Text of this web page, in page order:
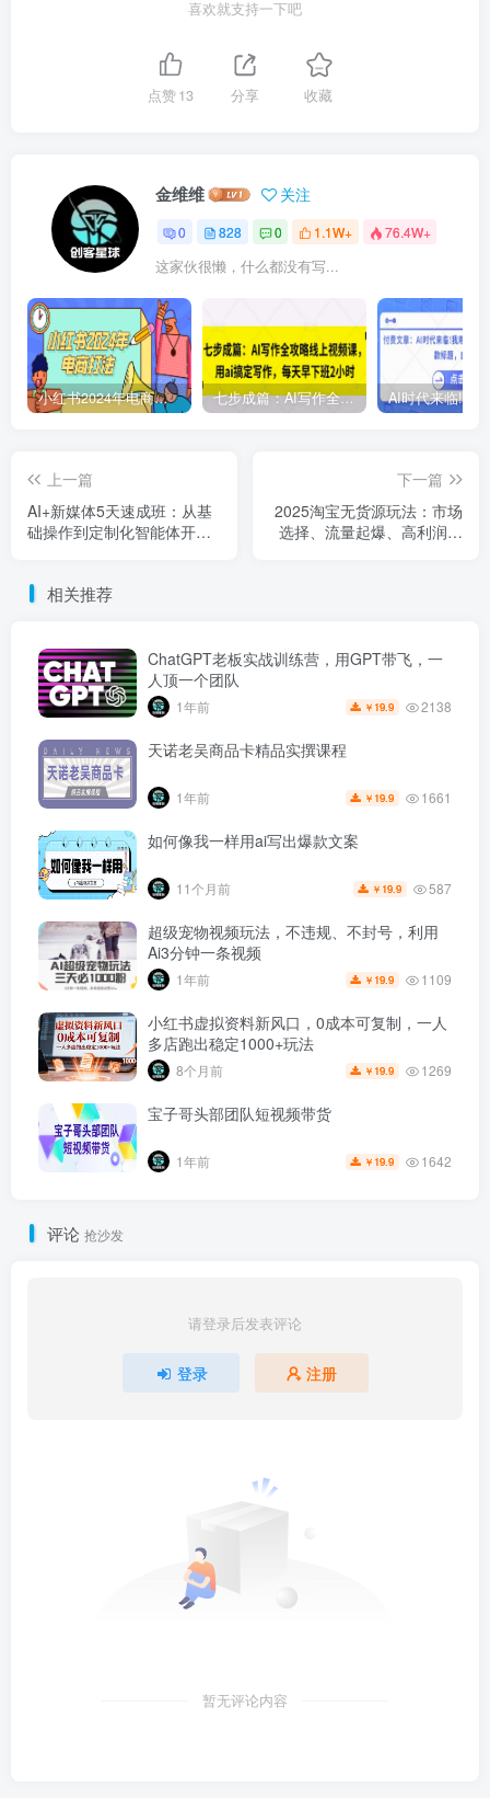
喜欢就支持一下吧
点赞13 分享 收藏
金维维 关注
0 828 0 1.1W+ 76.4W+
这家伙很懒，什么都没有写...
小红书2024年电商打法，手把手教你如何打爆小红书店铺 七步成篇：AI写作全攻略线上视频课，用ai搞定写作，每天早下班2小时
上一篇
AI+新媒体5天速成班：从基
础操作到定制化智能体开
下一篇
2025淘宝无货源玩法：市场
选择、流量起爆、高利润选
相关推荐
ChatGPT老板实战训练营，用GPT带飞，一
人顶一个团队
1年前 ￥ 19.9 2138
天诺老吴商品卡精品实撰课程
1年前 ￥ 19.9 1661
如何像我一样用ai写出爆款文案
11个月前 ￥ 19.9 587
超级宠物视频玩法，不违规、不封号，利用
Ai3分钟一条视频
1年前 ￥ 19.9 1109
小红书虚拟资料新风口，0成本可复制，一人
多店跑出稳定1000+玩法
8个月前 ￥ 19.9 1269
宝子哥头部团队短视频带货
1年前 ￥ 19.9 1642
评论 抢沙发
请登录后发表评论
登录 注册
暂无评论内容